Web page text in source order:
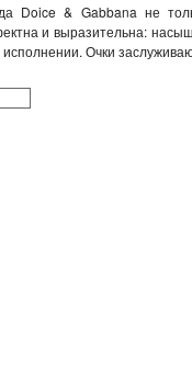
Doice & Gabbana не
и выразительна:
Очки